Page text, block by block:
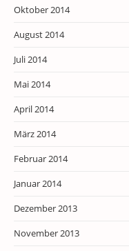
Oktober 2014
August 2014
Juli 2014
Mai 2014
April 2014
März 2014
Februar 2014
Januar 2014
Dezember 2013
November 2013